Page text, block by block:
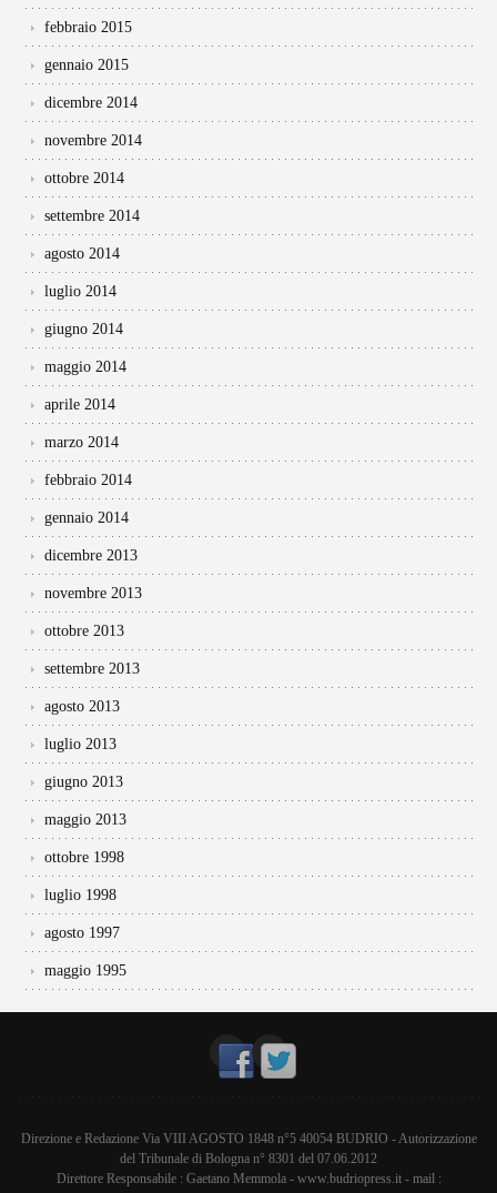
febbraio 2015
gennaio 2015
dicembre 2014
novembre 2014
ottobre 2014
settembre 2014
agosto 2014
luglio 2014
giugno 2014
maggio 2014
aprile 2014
marzo 2014
febbraio 2014
gennaio 2014
dicembre 2013
novembre 2013
ottobre 2013
settembre 2013
agosto 2013
luglio 2013
giugno 2013
maggio 2013
ottobre 1998
luglio 1998
agosto 1997
maggio 1995
Direzione e Redazione Via VIII AGOSTO 1848 n°5 40054 BUDRIO - Autorizzazione
del Tribunale di Bologna n° 8301 del 07.06.2012
Direttore Responsabile : Gaetano Memmola - www.budriopress.it - mail :